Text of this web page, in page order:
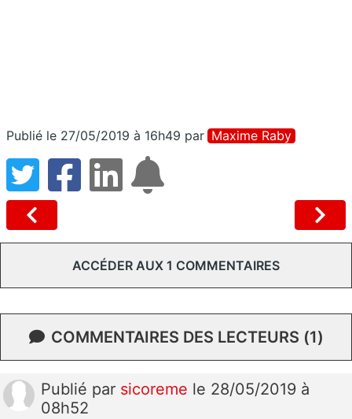
Publié le 27/05/2019 à 16h49 par Maxime Raby
ACCÉDER AUX 1 COMMENTAIRES
COMMENTAIRES DES LECTEURS (1)
Publié par sicoreme le 28/05/2019 à
08h52